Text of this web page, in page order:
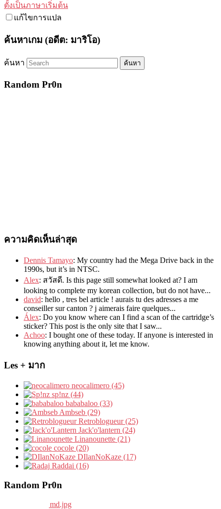
ตั้งเป็นภาษาเริ่มต้น
แก้ไขการแปล
ค้นหาเกม (อดีต: มาริโอ)
ค้นหา
Random Pr0n
ความคิดเห็นล่าสุด
Dennis Tamayo: My country had the Mega Drive back in the
1990s, but it’s in NTSC.
Alex: สวัสดี. Is this page still somewhat looked at? I am
looking to complete my korean collection, but do not have...
david: hello , tres bel article ! aurais tu des adresses a me
conseiller sur canton ? j aimerais faire quelques...
Álex: Do you know where can I find a scan of the cartridge’s
sticker? This post is the only site that I saw...
Achoo: I bought one of these today. If anyone is interested in
knowing anything about it, let me know.
Les + มาก
neocalimero (45)
sp!nz (44)
bababaloo (33)
Ambseb (29)
Retroblogueur (25)
Jack'o'lantern (24)
Linanounette (21)
cocole (20)
DIlanNoKaze (17)
Raddai (16)
Random Pr0n